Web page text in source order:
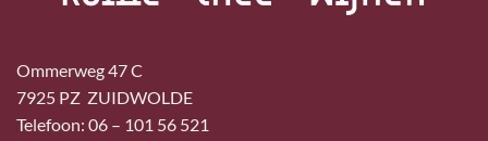
Ommerweg 47 C
7925 PZ ZUIDWOLDE
Telefoon: 06 – 101 56 521